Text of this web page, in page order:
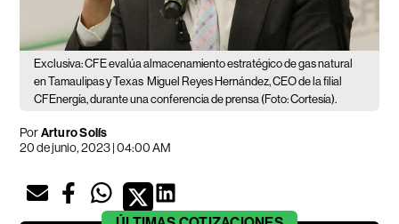
Exclusiva: CFE evalúa almacenamiento estratégico de gas natural
en Tamaulipas y Texas Miguel Reyes Hernández, CEO de la filial
CFEnergía, durante una conferencia de prensa (Foto: Cortesía).
PorArturo Solís
20 de junio, 2023 | 04:00 AM